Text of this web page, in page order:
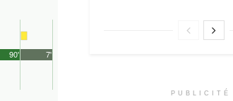
90' 7'
PUBLICITÉ